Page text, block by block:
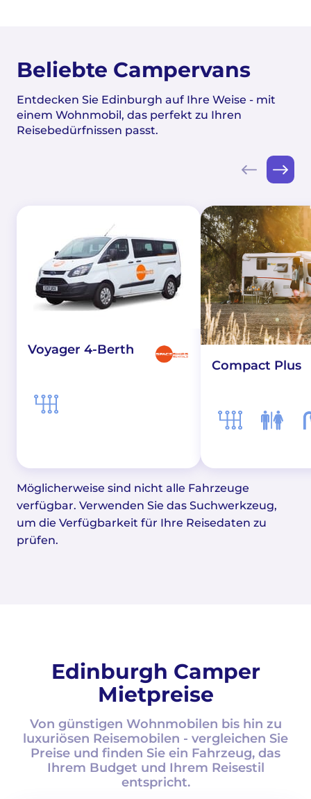
Beliebte Campervans
Entdecken Sie Edinburgh auf Ihre Weise - mit
einem Wohnmobil, das perfekt zu Ihren
Reisebedürfnissen passt.
Voyager 4-Berth
Compact Plus
Möglicherweise sind nicht alle Fahrzeuge
verfügbar. Verwenden Sie das Suchwerkzeug,
um die Verfügbarkeit für Ihre Reisedaten zu
prüfen.
Edinburgh Camper
Mietpreise
Von günstigen Wohnmobilen bis hin zu
luxuriösen Reisemobilen - vergleichen Sie
Preise und finden Sie ein Fahrzeug, das
Ihrem Budget und Ihrem Reisestil
entspricht.